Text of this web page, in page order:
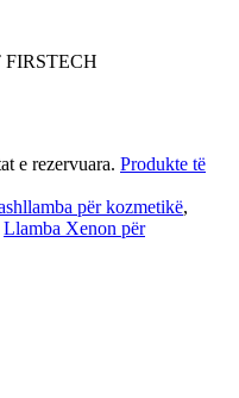
e rezervuara. Produkte të
për kozmetikë,
Llamba Xenon për